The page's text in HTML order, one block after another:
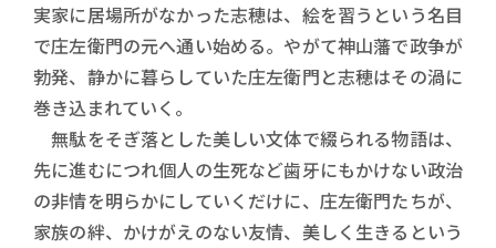
実家に居場所がなかった志穂は、絵を習うという名目
で庄左衛門の元へ通い始める。やがて神山藩で政争が
勃発、静かに暮らしていた庄左衛門と志穂はその渦に
巻き込まれていく。
無駄をそぎ落とした美しい文体で綴られる物語は、
先に進むにつれ個人の生死など歯牙にもかけない政治
の非情を明らかにしていくだけに、庄左衛門たちが、
家族の絆、かけがえのない友情、美しく生きるという